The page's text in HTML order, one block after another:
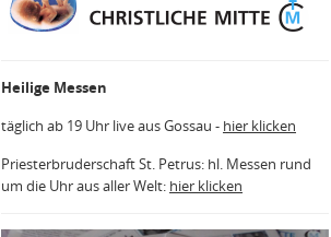
Heilige Messen
täglich ab 19 Uhr live aus Gossau - hier klicken
Priesterbruderschaft St. Petrus: hl. Messen rund
um die Uhr aus aller Welt: hier klicken